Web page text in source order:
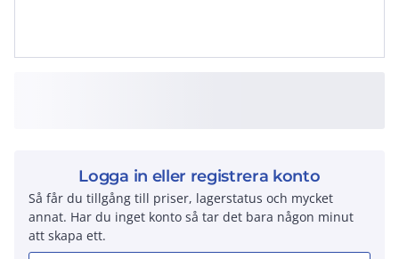
Logga in eller registrera konto
Så får du tillgång till priser, lagerstatus och mycket
annat. Har du inget konto så tar det bara någon minut
att skapa ett.